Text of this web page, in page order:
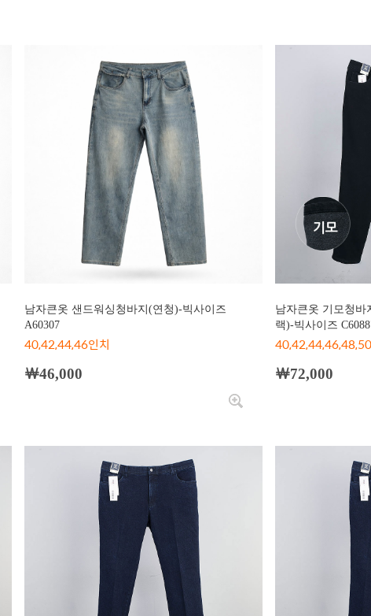
남자큰옷 샌드워싱청바지(연청)-빅사이즈
A60307
40,42,44,46인치
￦46,000
남자큰옷 기모청바
랙)-빅사이즈
￦72,000